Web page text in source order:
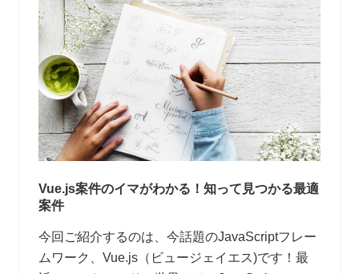
Vue.js案件のイマがわかる！知って見つかる最適
案件
今回ご紹介するのは、今話題のJavaScriptフレー
ムワーク、Vue.js（ビュージェイエス)です！最